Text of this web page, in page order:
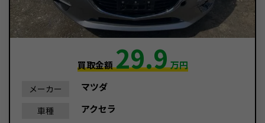
買取金額29.9万円
メーカー マツダ
車種 アクセラ